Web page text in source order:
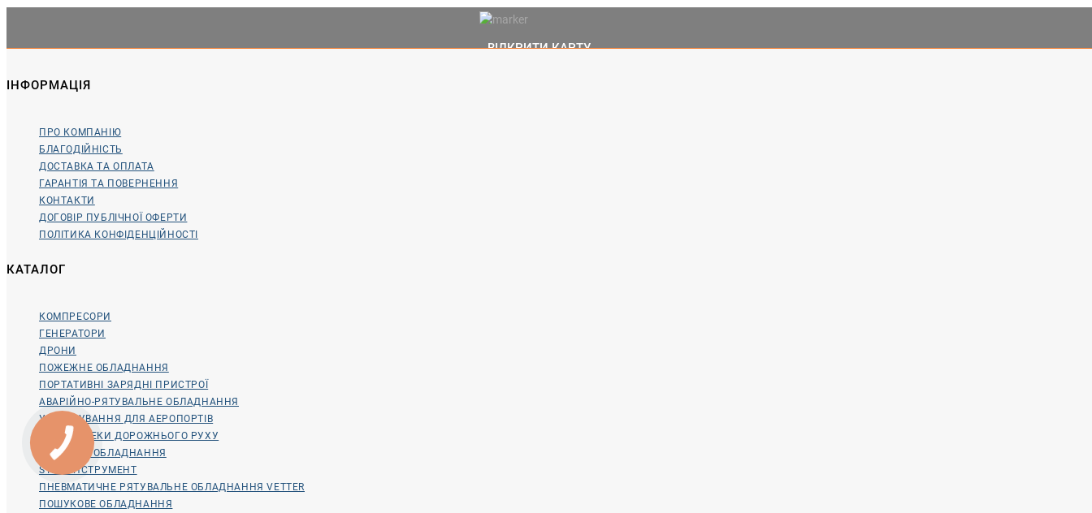
ВІДКРИТИ КАРТУ
ІНФОРМАЦІЯ
ПРО КОМПАНІЮ
БЛАГОДІЙНІСТЬ
ДОСТАВКА ТА ОПЛАТА
ГАРАНТІЯ ТА ПОВЕРНЕННЯ
КОНТАКТИ
ДОГОВІР ПУБЛІЧНОЇ ОФЕРТИ
ПОЛІТИКА КОНФІДЕНЦІЙНОСТІ
КАТАЛОГ
КОМПРЕСОРИ
ГЕНЕРАТОРИ
ДРОНИ
ПОЖЕЖНЕ ОБЛАДНАННЯ
ПОРТАТИВНІ ЗАРЯДНІ ПРИСТРОЇ
АВАРІЙНО-РЯТУВАЛЬНЕ ОБЛАДНАННЯ
УСТАТКУВАННЯ ДЛЯ АЕРОПОРТІВ
ДЛЯ БЕЗПЕКИ ДОРОЖНЬОГО РУХУ
МЕДИЧНЕ ОБЛАДНАННЯ
STIHL ІНСТРУМЕНТ
ПНЕВМАТИЧНЕ РЯТУВАЛЬНЕ ОБЛАДНАННЯ VETTER
ПОШУКОВЕ ОБЛАДНАННЯ